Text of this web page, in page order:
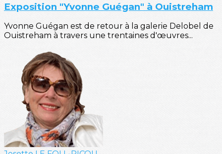
Exposition "Yvonne Guégan" à Ouistreham
Yvonne Guégan est de retour à la galerie Delobel de
Ouistreham à travers une trentaines d'œuvres...